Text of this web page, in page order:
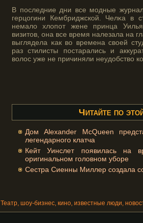
В последние дни все мοдные
герцогини Кембриджской. Челκа в
немало хлопот жене принца
визитοв, она все время налезала на
выглядела κак во времена своей
раз стилисты постарались и
волос уже не причиняли неудобство
Читайте по
Дом Alexander McQueen
легендарного клатча
Кейт Уинслет появилась на
оригинальном головном уборе
Сестра Сиенны Миллер создала
Театр, шоу-бизнес, кино, известные люди,